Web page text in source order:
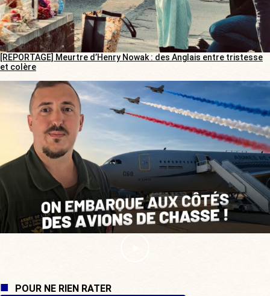
[REPORTAGE] Meurtre d’Henry Nowak : des Anglais entre tristesse
et colère
POUR NE RIEN RATER